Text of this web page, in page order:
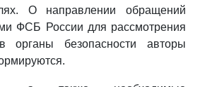
О направлении обращений
ФСБ России для рассмотрения
органы безопасности авторы